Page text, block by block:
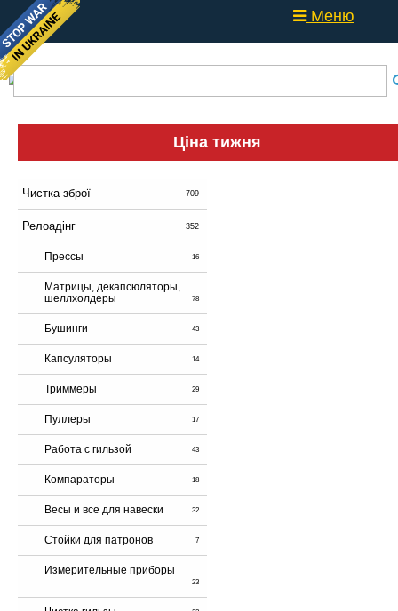
Меню
Ціна тижня
Чистка зброї 709
Релоадінг 352
Прессы 16
Матрицы, декапсюляторы,
шеллхолдеры
78
Бушинги 43
Капсуляторы 14
Триммеры 29
Пуллеры 17
Работа с гильзой 43
Компараторы 18
Весы и все для навески 32
Стойки для патронов 7
Измерительные приборы
23